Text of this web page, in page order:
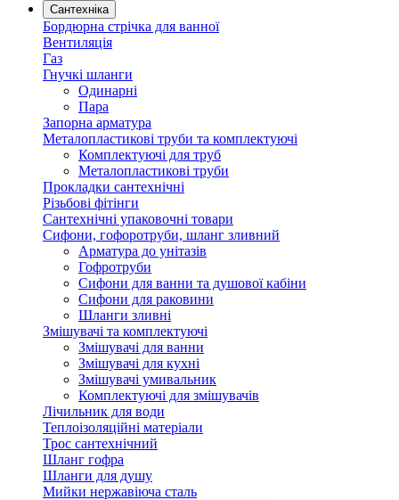
Сантехніка
Бордюрна стрічка для ванної
Вентиляція
Газ
Гнучкі шланги
Одинарні
Пара
Запорна арматура
Металопластикові труби та комплектуючі
Комплектуючі для труб
Металопластикові труби
Прокладки сантехнічні
Різьбові фітінги
Сантехнічні упаковочні товари
Сифони, гофоротруби, шланг зливний
Арматура до унітазів
Гофротруби
Сифони для ванни та душової кабіни
Сифони для раковини
Шланги зливні
Змішувачі та комплектуючі
Змішувачі для ванни
Змішувачі для кухні
Змішувачі умивальник
Комплектуючі для змішувачів
Лічильник для води
Теплоізоляційні матеріали
Трос сантехнічний
Шланг гофра
Шланги для душу
Мийки нержавіюча сталь